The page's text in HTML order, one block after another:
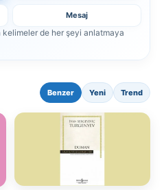
Mesaj
de her şeyi anlatmaya
Benzer Yeni Trend